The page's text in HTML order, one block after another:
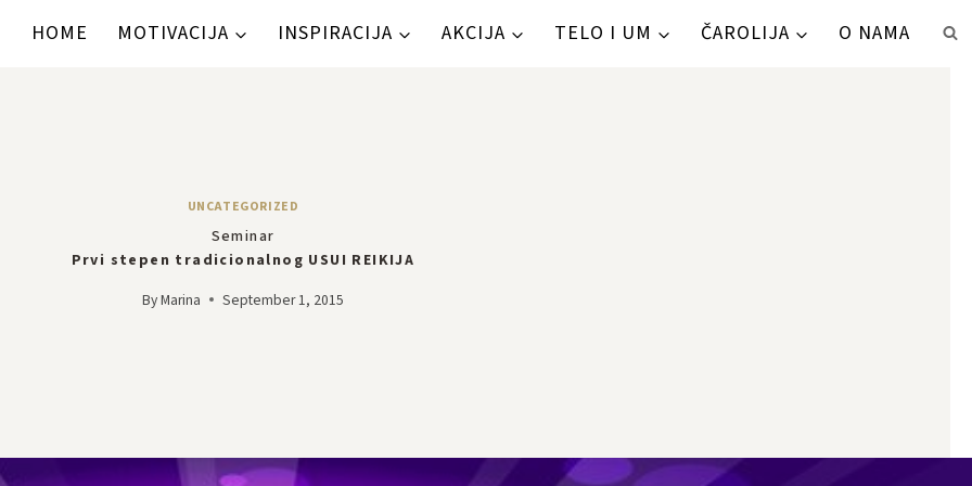
HOME MOTIVACIJA INSPIRACIJA AKCIJA TELO I UM ČAROLIJA O NAMA
UNCATEGORIZED
Seminar
Prvi stepen tradicionalnog USUI REIKIJA
ByMarina September 1, 2015